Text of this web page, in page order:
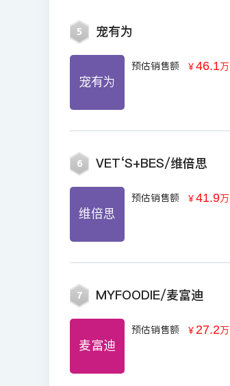
5 宠有为
宠有为
预估销售额 ￥46.1万
6 VET‘S+BES/维倍思
维倍思
预估销售额 ￥41.9万
7 MYFOODIE/麦富迪
麦富迪
预估销售额 ￥ 27.2万